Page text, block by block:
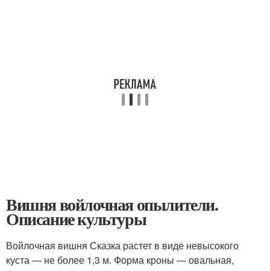
Вишня войлочная опылители.
Описание культуры
Войлочная вишня Сказка растет в виде невысокого
куста — не более 1,3 м. Форма кроны — овальная,